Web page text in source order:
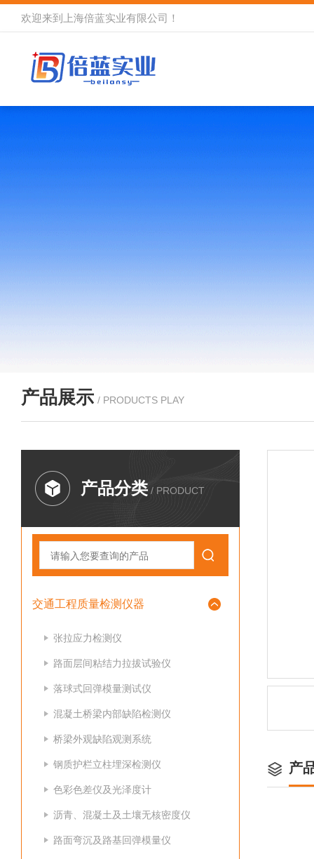
欢迎来到 上海倍蓝实业有限公司 ！
产品展示 / PRODUCTS PLAY
产品分类 / PRODUCT
交通工程质量检测仪器
张拉应力检测仪
路面层间粘结力拉拔试验仪
落球式回弹模量测试仪
混凝土桥梁内部缺陷检测仪
桥梁外观缺陷观测系统
钢质护栏立柱埋深检测仪
色彩色差仪及光泽度计
沥青、混凝土及土壤无核密度仪
路面弯沉及路基回弹模量仪
产